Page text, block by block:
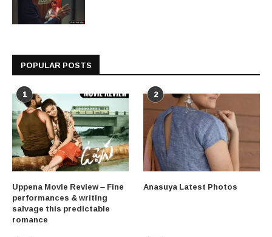
POPULAR POSTS
1
Uppena Movie Review – Fine
performances & writing
salvage this predictable
romance
2
Anasuya Latest Photos